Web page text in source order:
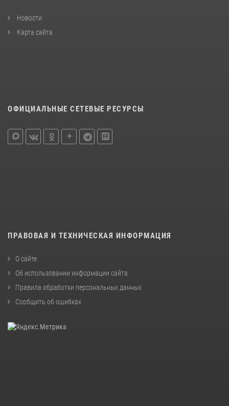
Новости
Карта сайта
ОФИЦИАЛЬНЫЕ СЕТЕВЫЕ РЕСУРСЫ
ПРАВОВАЯ И ТЕХНИЧЕСКАЯ ИНФОРМАЦИЯ
О сайте
Об использовании информации сайта
Правила обработки персональных данных
Сообщить об ошибках